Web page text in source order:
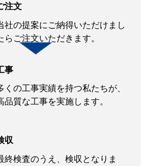
注文
社の提案にご納得いただけまし
らご注文いただきます。
事
くの工事実績を持つ私たちが、
品質な工事を実施します。
収
終検査のうえ、検収となりま